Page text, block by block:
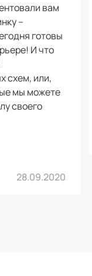
вам
–
готовы
И что
схем, или,
мы можете
своего
28.09.2020